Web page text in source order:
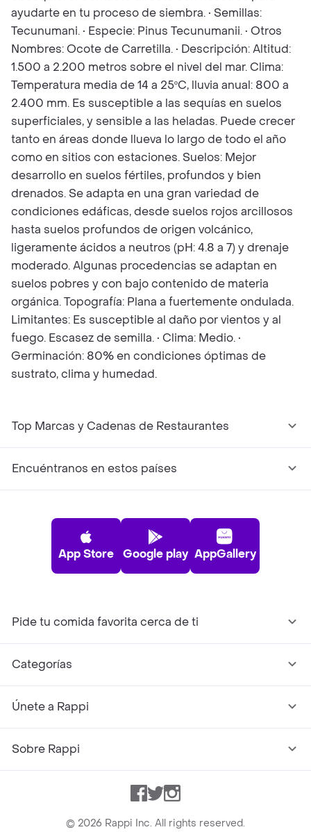
ayudarte en tu proceso de siembra. • Semillas:
Tecunumani. • Especie: Pinus Tecunumanii. • Otros
Nombres: Ocote de Carretilla. • Descripción: Altitud:
1.500 a 2.200 metros sobre el nivel del mar. Clima:
Temperatura media de 14 a 25ºC, lluvia anual: 800 a
2.400 mm. Es susceptible a las sequías en suelos
superficiales, y sensible a las heladas. Puede crecer
tanto en áreas donde llueva lo largo de todo el año
como en sitios con estaciones. Suelos: Mejor
desarrollo en suelos fértiles, profundos y bien
drenados. Se adapta en una gran variedad de
condiciones edáficas, desde suelos rojos arcillosos
hasta suelos profundos de origen volcánico,
ligeramente ácidos a neutros (pH: 4.8 a 7) y drenaje
moderado. Algunas procedencias se adaptan en
suelos pobres y con bajo contenido de materia
orgánica. Topografía: Plana a fuertemente ondulada.
Limitantes: Es susceptible al daño por vientos y al
fuego. Escasez de semilla. • Clima: Medio. •
Germinación: 80% en condiciones óptimas de
sustrato, clima y humedad.
Top Marcas y Cadenas de Restaurantes
Encuéntranos en estos países
App Store Google play AppGallery
Pide tu comida favorita cerca de ti
Categorías
Únete a Rappi
Sobre Rappi
Facebook
TwitterInstagram
© 2026 Rappi Inc. All rights reserved.